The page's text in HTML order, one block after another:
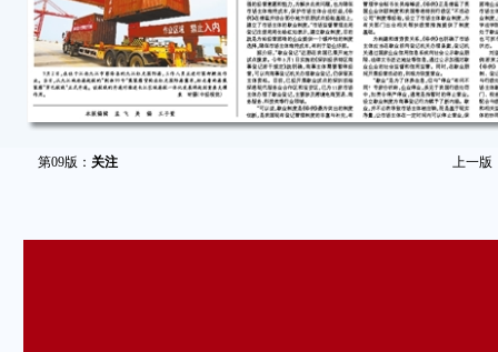
第09版： 关注 上一版